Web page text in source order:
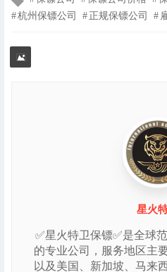
章
标
杭州保镖公司
正规保镖公司
星火
✅星火特卫保镖✅是全球
的专业公司，服务地区主
以及美国、新加坡、马来